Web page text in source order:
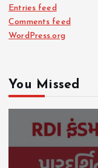
Entries feed
Comments feed
WordPress.org
You Missed